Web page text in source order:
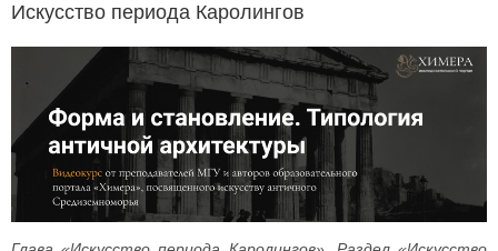
Искусство периода Каролингов